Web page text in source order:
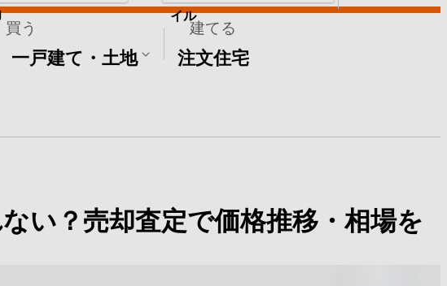
買う
一戸建て・土地
建てる
注文住宅
イル
い？売却査定で価格推移・相場を